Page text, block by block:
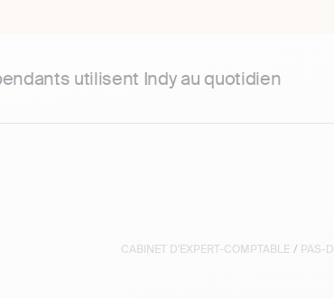
utilisent Indy au quotidien
CABINET D'EXPERT-COMPTABLE / PAS-